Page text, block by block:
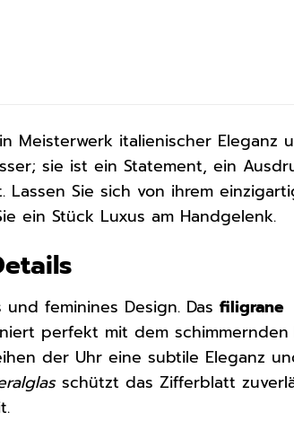
Meisterwerk italienischer Eleganz
sie ist ein Statement, ein
Sie sich von ihrem
ein Stück Luxus am Handgelenk.
und feminines Design. Dasfiligrane
perfekt mit dem schimmernden
der Uhr eine subtile Eleganz
schützt das Zifferblatt